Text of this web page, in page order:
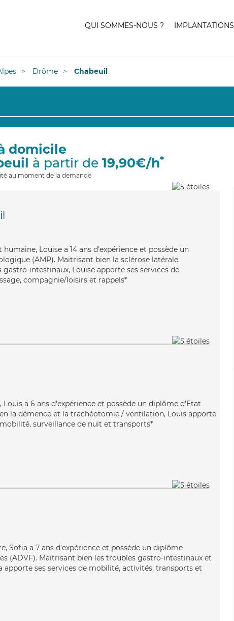
QUI SOMMES-NOUS ? IMPLANTATIONS
Drôme Chabeuil
domicile
à partir de 19,90€/h*
au moment de la demande
Louise a 14 ans d'expérience et possède un
(AMP). Maitrisant bien la sclérose latérale
intestinaux, Louise apporte ses services de
compagnie/loisirs et rappels*
a 6 ans d'expérience et possède un diplôme d'Etat
la démence et la trachéotomie / ventilation, Louis apporte
surveillance de nuit et transports*
Sofia a 7 ans d'expérience et possède un diplôme
(ADVF). Maitrisant bien les troubles gastro-intestinaux et
apporte ses services de mobilité, activités, transports et